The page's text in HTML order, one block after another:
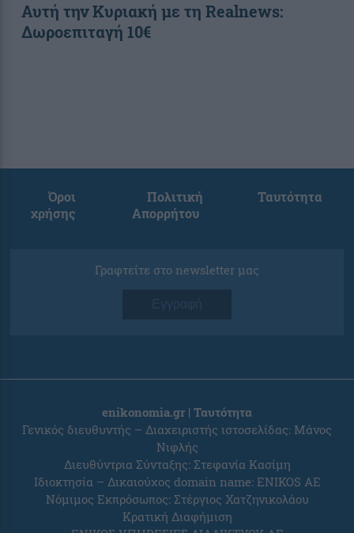
Αυτή την Κυριακή με τη Realnews:
Δωροεπιταγή 10€
Όροι
χρήσης
Πολιτική
Απορρήτου
Ταυτότητα
Γραφτείτε στο newsletter μας
Εγγραφή
enikonomia.gr | Ταυτότητα
Γενικός διευθυντής – Διαχειριστής ιστοσελίδας: Μάνος
Νιφλής
Διευθύντρια Σύνταξης: Στεφανία Κασίμη
Ιδιοκτησία – Δικαιούχος domain name: ENIKOS AE
Νόμιμος Εκπρόσωπος: Στέργιος Χατζηνικολάου
Κρατική Διαφήμιση